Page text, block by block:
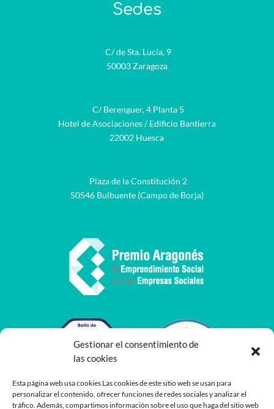
Gestionar el consentimiento de
las cookies
Esta página web usa cookies Las cookies de este sitio web se usan para
personalizar el contenido, ofrecer funciones de redes sociales y analizar el
tráfico. Además, compartimos información sobre el uso que haga del sitio web
Sedes
C/ de Sta. Lucía, 9
50003 Zaragoza
C/ Berenguer, 4 Planta 5
Hotel de Asociaciones / Edificio Bantierra
22002 Huesca
Plaza de la Constitución 2
50546 Bulbuente (Campo de Borja)